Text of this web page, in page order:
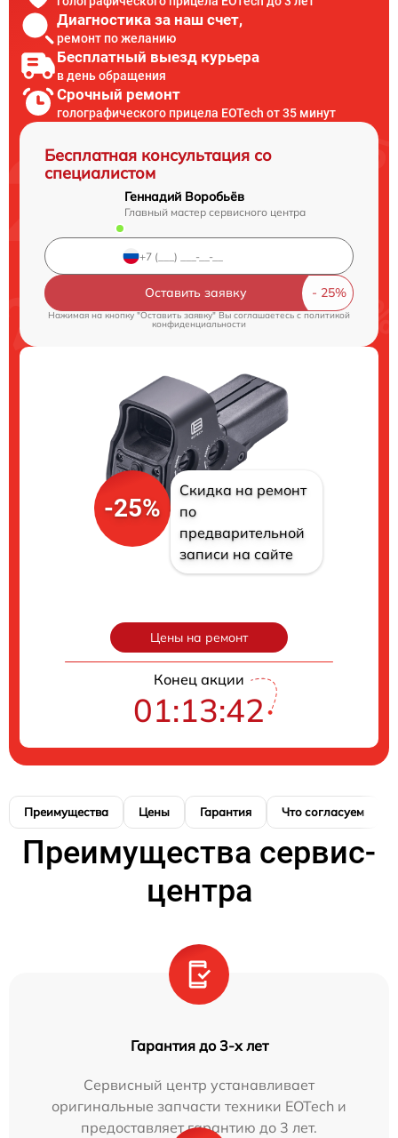
Диагностика за наш счет,
ремонт по желанию
Бесплатный выезд курьера
в день обращения
Срочный ремонт
голографического прицела EOTech от 35 минут
Бесплатная консультация со
специалистом
Геннадий Воробьёв
Главный мастер сервисного центра
Оставить заявку
Нажимая на кнопку "Оставить заявку" Вы соглашаетесь cполитикой
конфиденциальности
-25%
Скидка на ремонт
по
предварительной
записи на сайте
Цены на ремонт
Конец акции
01:13:41
Преимущества Цены Гарантия Что согласуем
Преимущества сервис-
центра
Гарантия до 3-х лет
Сервисный центр устанавливает
оригинальные запчасти техники EOTech и
предоставляет гарантию до 3 лет.